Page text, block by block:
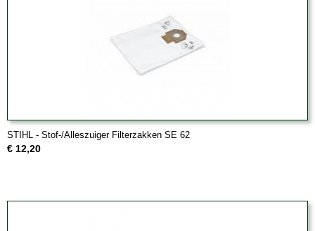
STIHL - Stof-/Alleszuiger Filterzakken SE 62
€ 12,20